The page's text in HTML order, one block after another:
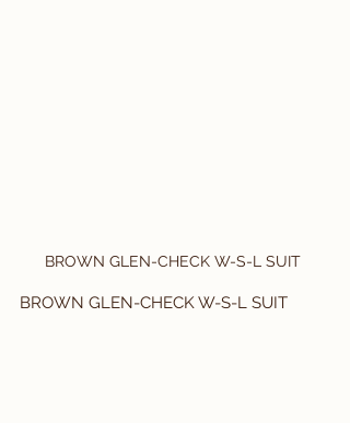
BROWN GLEN-CHECK W-S-L SUIT
BROWN GLEN-CHECK W-S-L SUIT